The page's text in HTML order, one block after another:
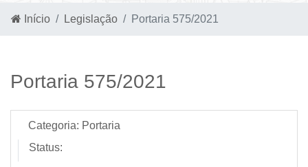
Início Legislação Portaria 575/2021
Portaria 575/2021
Categoria: Portaria
Status: